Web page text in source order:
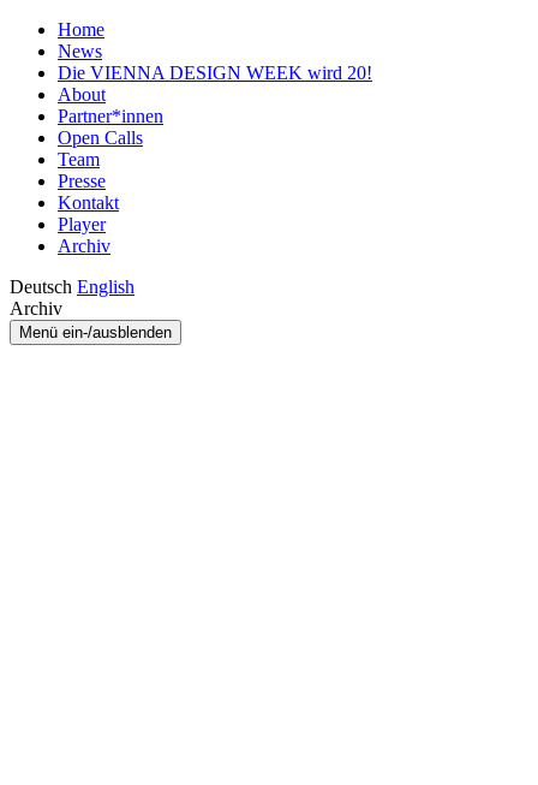
Home
News
Die VIENNA DESIGN WEEK wird 20!
About
Partner*innen
Open Calls
Team
Presse
Kontakt
Player
Archiv
Deutsch English
Archiv
Menü ein-/ausblenden